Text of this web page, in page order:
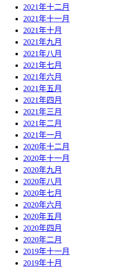
2021年十二月
2021年十一月
2021年十月
2021年九月
2021年八月
2021年七月
2021年六月
2021年五月
2021年四月
2021年三月
2021年二月
2021年一月
2020年十二月
2020年十一月
2020年九月
2020年八月
2020年七月
2020年六月
2020年五月
2020年四月
2020年二月
2019年十一月
2019年十月